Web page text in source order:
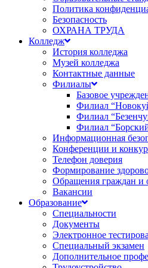
Политика
Безопасность
ОХРАНА ТРУДА
Колледж
История колледжа
Музей колледжа
Контактные данные
Филиалы
Базовое
Филиал
Филиал
Филиал
Информационная
Конференции и
Телефон доверия
Формирование
Обращения граждан и
Вакансии
Образование
Специальности
Документы
Электронное
Специальный экзамен
Дополнительное